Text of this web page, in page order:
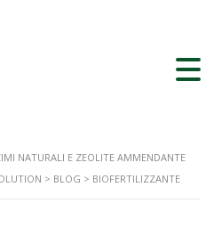
NATURALI E ZEOLITE AMMENDANTE
> BLOG > BIOFERTILIZZANTE